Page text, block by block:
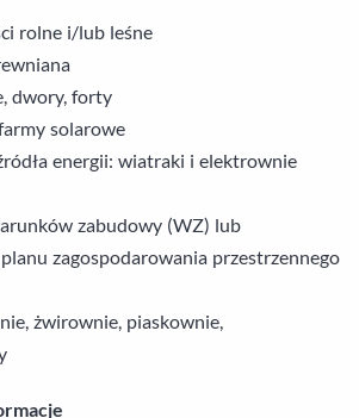
rolne i/lub leśne
dwory, forty
solarowe
energii: wiatraki i elektrownie
zabudowy (WZ) lub
zagospodarowania przestrzennego
żwirownie, piaskownie,